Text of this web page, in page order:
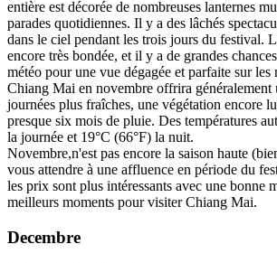
entière est décorée de nombreuses lanternes
parades quotidiennes. Il y a des lâchés
dans le ciel pendant les trois jours du festival.
encore très bondée, et il y a de grandes
météo pour une vue dégagée et parfaite sur les
Chiang Mai en novembre offrira généralement
journées plus fraîches, une végétation encore
presque six mois de pluie. Des températures
la journée et 19°C (66°F) la nuit.
Novembre,n'est pas encore la saison haute
vous attendre à une affluence en période du
les prix sont plus intéressants avec une bonne
meilleurs moments pour visiter Chiang Mai.
Decembre